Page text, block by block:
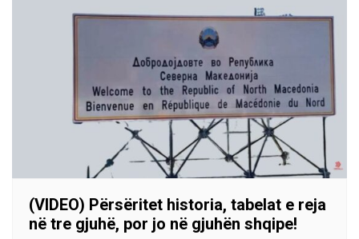
(VIDEO) Përsëritet historia, tabelat e reja
në tre gjuhë, por jo në gjuhën shqipe!